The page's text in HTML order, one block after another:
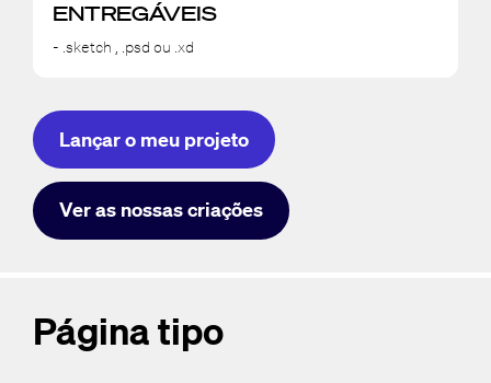
ENTREGÁVEIS
- .sketch , .psd ou .xd
Lançar o meu projeto
Ver as nossas criações
Página tipo